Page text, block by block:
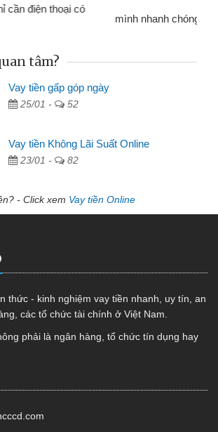
tâm?
Vay tiền gấp góp ngày
25/01 - 52
Vay tiền Không Lãi Suất Online
23/01 - 82
- Click xem Vay tiền Online
thức - kinh nghiệm vay tiền nhanh, uy tín, an
các tổ chức tài chính ở Việt Nam.
phải là ngân hàng, tổ chức tín dụng hay